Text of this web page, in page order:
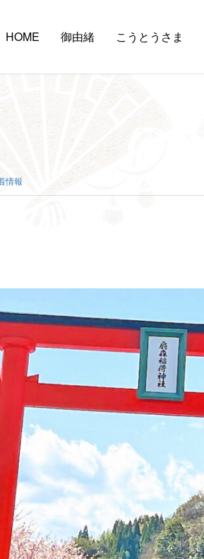
HOME 御由緒 こうとうさま
情報